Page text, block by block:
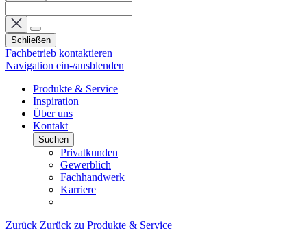
Schließen
Fachbetrieb kontaktieren
Navigation ein-/ausblenden
Produkte & Service
Inspiration
Über uns
Kontakt
Suchen
Privatkunden
Gewerblich
Fachhandwerk
Karriere
Zurück Zurück zu Produkte & Service